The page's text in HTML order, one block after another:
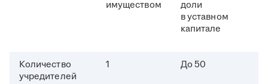
имуществом
доли
в уставном
капитале
Количество
учредителей
1 До 50